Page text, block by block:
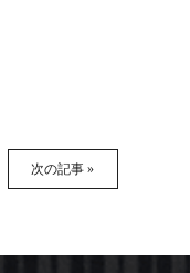
次の記事 »